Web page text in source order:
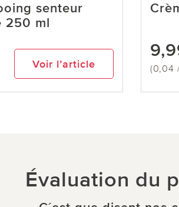
senteur
250 ml
Voir l’article (0,04
Évaluation du